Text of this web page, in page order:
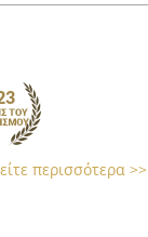
περισσότερα >>